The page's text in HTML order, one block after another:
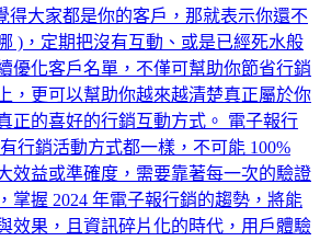
得大家都是你的客戶，那就表示你還不
)，定期把沒有互動、或是已經死水般
優化客戶名單，不僅可幫助你節省行銷
，更可以幫助你越來越清楚真正屬於你
正的喜好的行銷互動方式。 電子報行
行銷活動方式都一樣，不可能 100%
效益或準確度，需要靠著每一次的驗證
掌握 2024 年電子報行銷的趨勢，將能
效果，且資訊碎片化的時代，用戶體驗